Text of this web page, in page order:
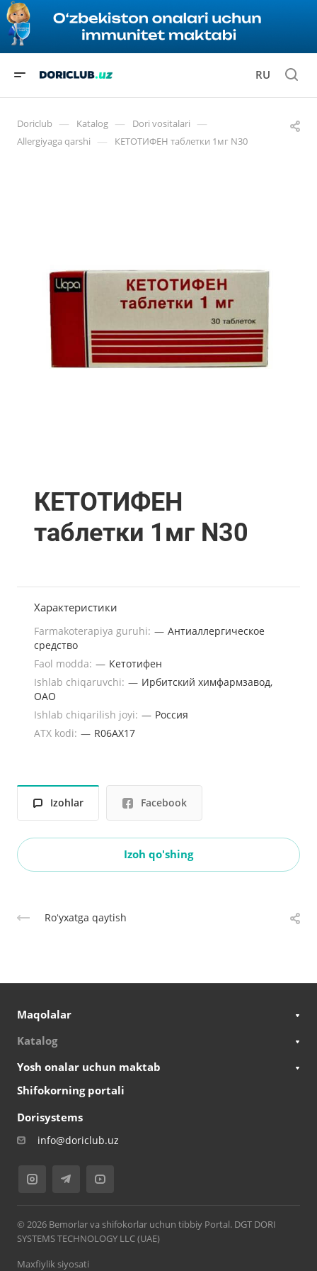
RU
Doriclub — Katalog — Dori vositalari —
Allergiyaga qarshi — КЕТОТИФЕН таблетки 1мг N30
КЕТОТИФЕН
таблетки 1мг N30
Характеристики
Farmakoterapiya guruhi: — Антиаллергическое
средство
Faol modda: — Кетотифен
Ishlab chiqaruvchi: — Ирбитский химфармзавод,
ОАО
Ishlab chiqarilish joyi: — Россия
ATX kodi: — R06AX17
Izohlar Facebook
Izoh qo'shing
Roʻyxatga qaytish
Maqolalar
Katalog
Yosh onalar uchun maktab
Shifokorning portali
Dorisystems
info@doriclub.uz
© 2026 Bemorlar va shifokorlar uchun tibbiy Portal. DGT DORI
SYSTEMS TECHNOLOGY LLC (UAE)
Maxfiylik siyosati